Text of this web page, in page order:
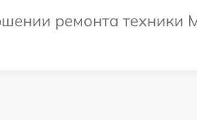
ремонта техники